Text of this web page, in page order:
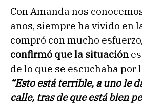
Con Amanda nos
años, siempre ha vivido en
compró con mucho
confirmó que la situación
de lo que se escuchaba por
“Esto está terrible, a uno le
calle, tras de que está bien